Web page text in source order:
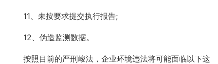
11、未按要求提交执行报告;
12、伪造监测数据。
按照目前的严刑峻法，企业环境违法将可能面临以下这